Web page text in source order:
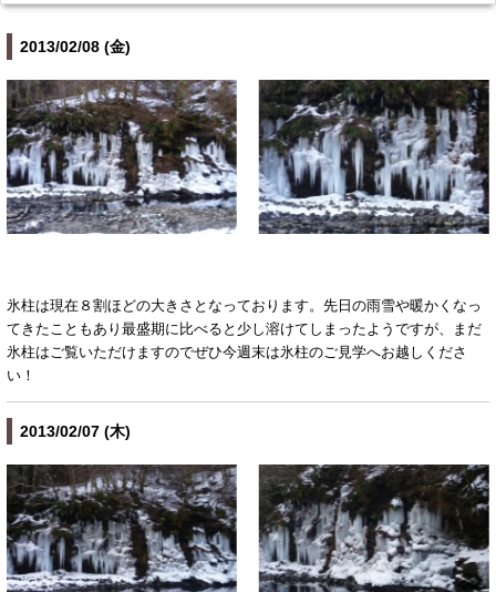
2013/02/08 (金)
氷柱は現在８割ほどの大きさとなっております。先日の雨雪や暖かくなっ
てきたこともあり最盛期に比べると少し溶けてしまったようですが、まだ
氷柱はご覧いただけますのでぜひ今週末は氷柱のご見学へお越しくださ
い！
2013/02/07 (木)